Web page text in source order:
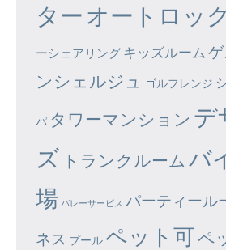
ター オートロック
ーシェアリング キッズルーム
ンシェルジュ
ゴルフレンジ
パ タワーマンション デ
ズ トランクルーム バ
場 バレーサービス パーティール
ネス プール ペット可ペ